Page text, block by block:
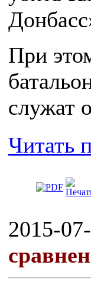
При
служат
Читать
2015-